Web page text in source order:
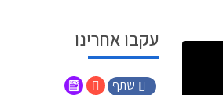
עקבו אחרינו
שתף